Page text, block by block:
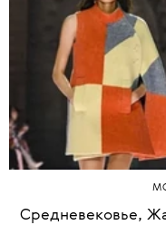
Средневековье,